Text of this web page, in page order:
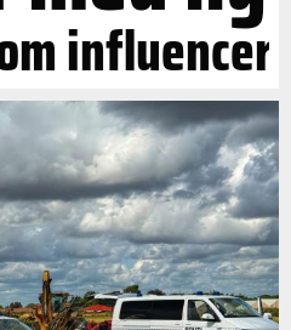
influencer